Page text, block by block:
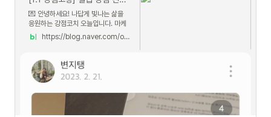
💌 안녕하세요! 나답게 빛나는 삶을
응원하는 강점코치 오늘입니다. 마케
터로 일하고 계시는 지탱님께서 ... https://blog.naver.com/ohnldo/223024542991